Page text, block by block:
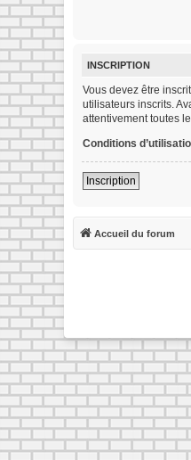
INSCRIPTION
Vous devez être
utilisateurs inscrits.
attentivement toutes
Conditions
Inscription
Accueil du forum